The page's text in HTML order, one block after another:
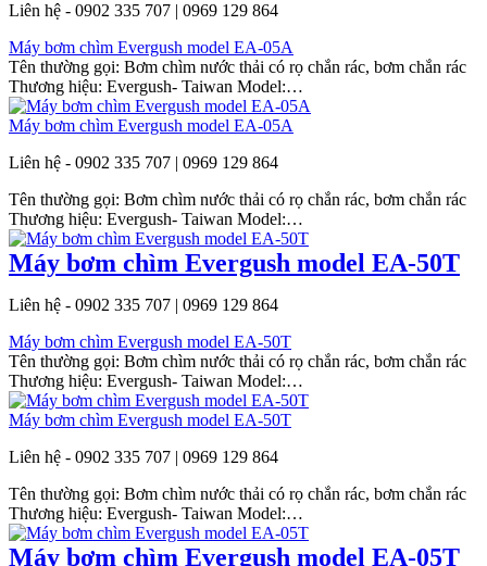
Liên hệ - 0902 335 707 | 0969 129 864
Máy bơm chìm Evergush model EA-05A
Tên thường gọi: Bơm chìm nước thải có rọ chắn rác, bơm chắn rác
Thương hiệu: Evergush- Taiwan Model:…
Máy bơm chìm Evergush model EA-05A
Liên hệ - 0902 335 707 | 0969 129 864
Tên thường gọi: Bơm chìm nước thải có rọ chắn rác, bơm chắn rác
Thương hiệu: Evergush- Taiwan Model:…
Máy bơm chìm Evergush model EA-50T
Liên hệ - 0902 335 707 | 0969 129 864
Máy bơm chìm Evergush model EA-50T
Tên thường gọi: Bơm chìm nước thải có rọ chắn rác, bơm chắn rác
Thương hiệu: Evergush- Taiwan Model:…
Máy bơm chìm Evergush model EA-50T
Liên hệ - 0902 335 707 | 0969 129 864
Tên thường gọi: Bơm chìm nước thải có rọ chắn rác, bơm chắn rác
Thương hiệu: Evergush- Taiwan Model:…
Máy bơm chìm Evergush model EA-05T